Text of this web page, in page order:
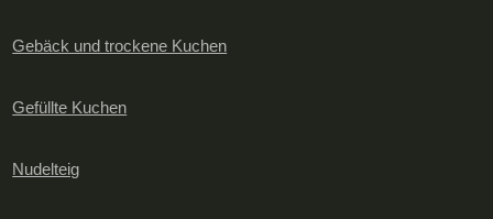
Gebäck und trockene Kuchen
Gefüllte Kuchen
Nudelteig